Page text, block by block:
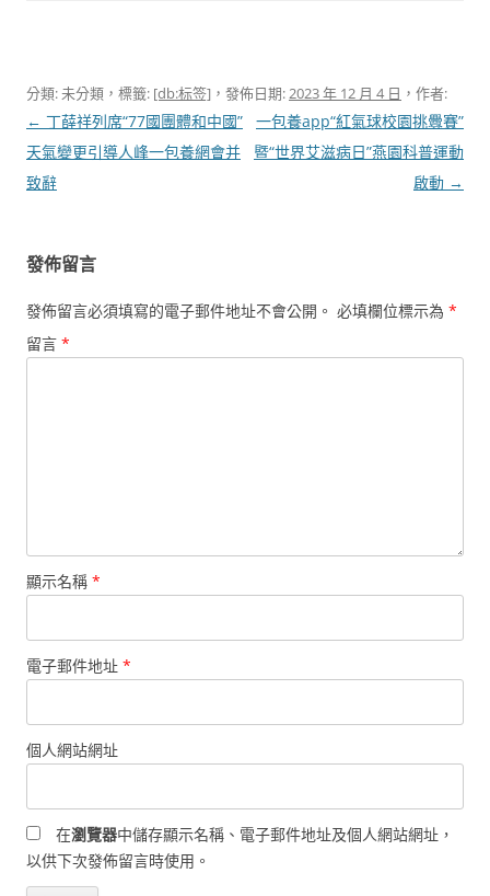
分類: 未分類，標籤: [db:标签] ，發佈日期:2023 年 12 月 4 日 ，作者:
文
章
導
← 丁薛祥列席“77國團體和中國”
天氣變更引導人峰一包養網會并
致辭
一包養app“紅氣球校園挑釁賽”
暨“世界艾滋病日”燕園科普運動
啟動 →
發佈留言
發佈留言必須填寫的電子郵件地址不會公開。 必填欄位標示為 *
留言 *
顯示名稱 *
電子郵件地址 *
個人網站網址
在瀏覽器中儲存顯示名稱、電子郵件地址及個人網站網址，
以供下次發佈留言時使用。